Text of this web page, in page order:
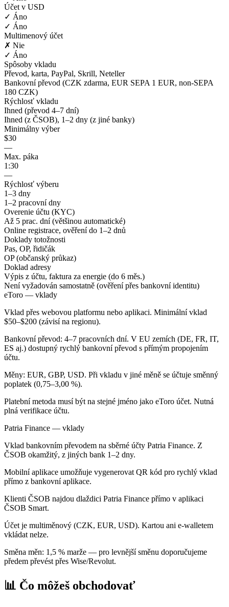
Účet v USD
✓ Áno
✓ Áno
Multimenový účet
✗ Nie
✓ Áno
Spôsoby vkladu
Převod, karta, PayPal, Skrill, Neteller
Bankovní převod (CZK zdarma, EUR SEPA 1 EUR, non-SEPA
180 CZK)
Rýchlosť vkladu
Ihned (převod 4–7 dní)
Ihned (z ČSOB), 1–2 dny (z jiné banky)
Minimálny výber
$30
—
Max. páka
1:30
—
Rýchlosť výberu
1–3 dny
1–2 pracovní dny
Overenie účtu (KYC)
Až 5 prac. dní (většinou automatické)
Online registrace, ověření do 1–2 dnů
Doklady totožnosti
Pas, OP, řidičák
OP (občanský průkaz)
Doklad adresy
Výpis z účtu, faktura za energie (do 6 měs.)
Není vyžadován samostatně (ověření přes bankovní identitu)
eToro — vklady
Vklad přes webovou platformu nebo aplikaci. Minimální vklad
$50–$200 (závisí na regionu).
Bankovní převod: 4–7 pracovních dní. V EU zemích (DE, FR, IT,
ES aj.) dostupný rychlý bankovní převod s přímým propojením
účtu.
Měny: EUR, GBP, USD. Při vkladu v jiné měně se účtuje směnný
poplatek (0,75–3,00 %).
Platební metoda musí být na stejné jméno jako eToro účet. Nutná
plná verifikace účtu.
Patria Finance — vklady
Vklad bankovním převodem na sběrné účty Patria Finance. Z
ČSOB okamžitý, z jiných bank 1–2 dny.
Mobilní aplikace umožňuje vygenerovat QR kód pro rychlý vklad
přímo z bankovní aplikace.
Klienti ČSOB najdou dlaždici Patria Finance přímo v aplikaci
ČSOB Smart.
Účet je multiměnový (CZK, EUR, USD). Kartou ani e-walletem
vkládat nelze.
Směna měn: 1,5 % marže — pro levnější směnu doporučujeme
předem převést přes Wise/Revolut.
📊 Čo môžeš obchodovať